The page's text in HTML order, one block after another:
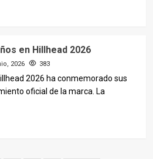
en Hillhead 2026
2026 383
2026 ha conmemorado sus
oficial de la marca. La